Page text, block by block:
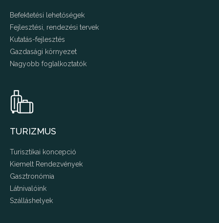
Befektetési lehetőségek
Fejlesztési, rendezési tervek
Kutatás-fejlesztés
Gazdasági környezet
Nagyobb foglalkoztatók
TURIZMUS
Turisztikai koncepció
Kiemelt Rendezvények
Gasztronómia
Látnivalóink
Szálláshelyek